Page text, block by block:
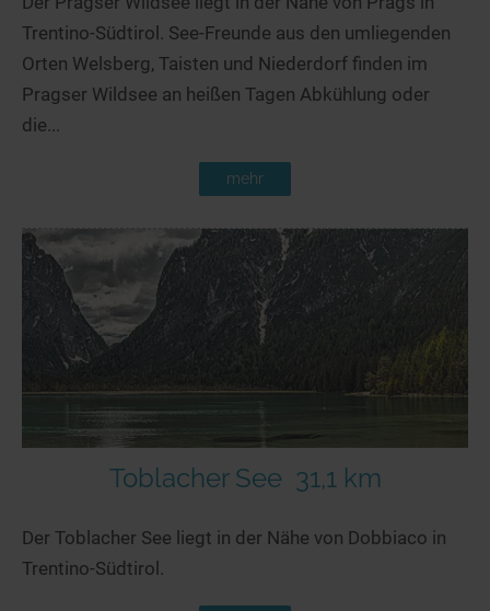
alle Länder…
Trentino-Südtirol. See-Freunde aus den umliegenden
Orten Welsberg, Taisten und Niederdorf finden im
Pragser Wildsee an heißen Tagen Abkühlung oder
die...
mehr
Toblacher See 31,1 km
Der Toblacher See liegt in der Nähe von Dobbiaco in
Trentino-Südtirol.